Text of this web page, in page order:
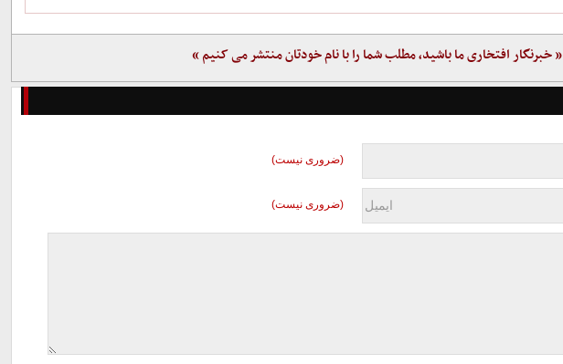
« خبرنگار افتخاری ما باشید، مطلب شما را با نام خودتان منتشر می کنیم »
(ضروری نیست)
(ضروری نیست)